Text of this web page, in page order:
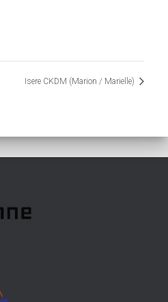
Isere CKDM (Marion / Marielle)